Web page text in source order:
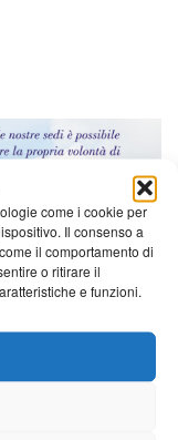
come i cookie per
Il consenso a
il comportamento di
o ritirare il
e funzioni.